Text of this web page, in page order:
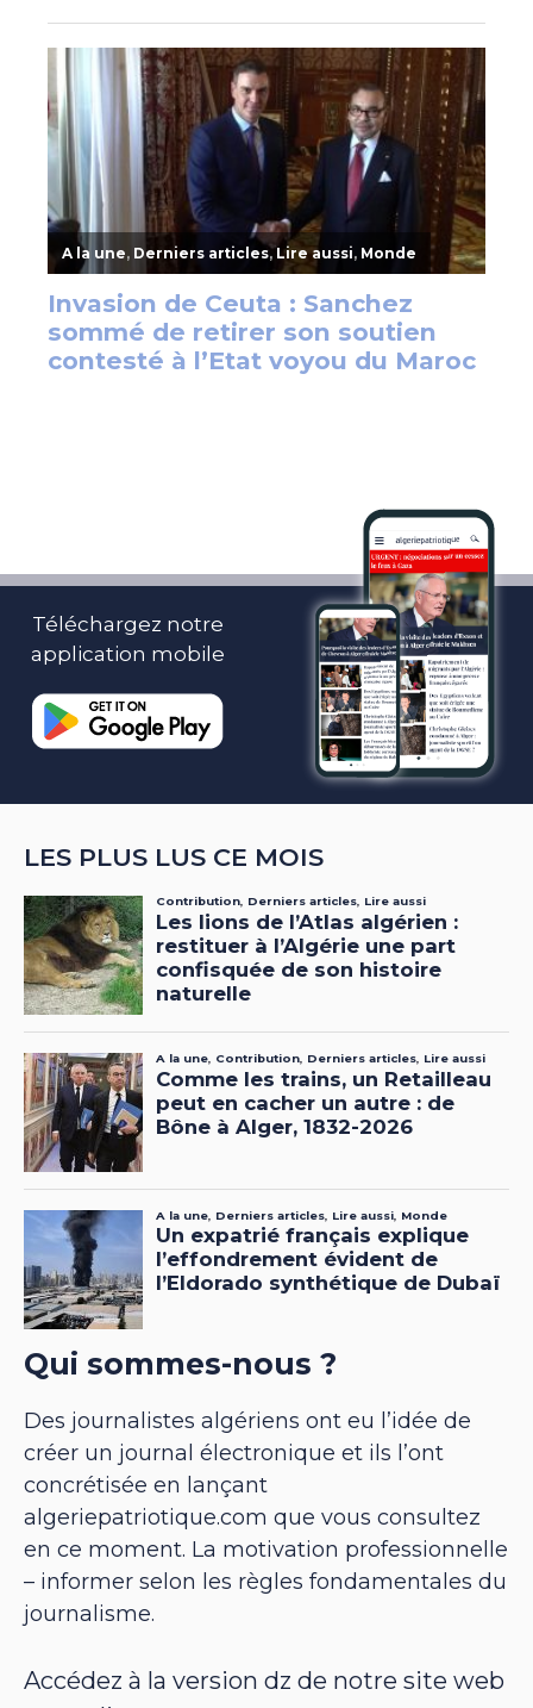
Téléchargez notre
application mobile
LES PLUS LUS CE MOIS
Qui sommes-nous ?
Des journalistes algériens ont eu l’idée de
créer un journal électronique et ils l’ont
concrétisée en lançant
algeriepatriotique.com que vous consultez
en ce moment. La motivation professionnelle
– informer selon les règles fondamentales du
journalisme.
Accédez à la version dz de notre site web